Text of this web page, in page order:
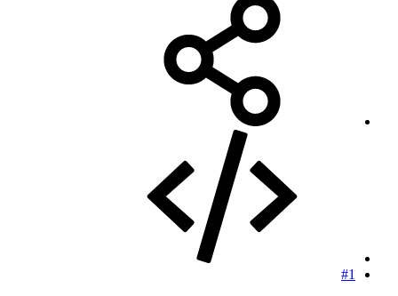
#1